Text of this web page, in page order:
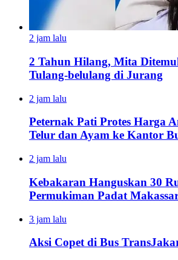
2 jam lalu
2 Tahun Hilang, Mita
Tulang-belulang di Jurang
2 jam lalu
Peternak Pati Protes Harga
Telur dan Ayam ke Kantor
2 jam lalu
Kebakaran Hanguskan 30
Permukiman Padat
3 jam lalu
Aksi Copet di Bus